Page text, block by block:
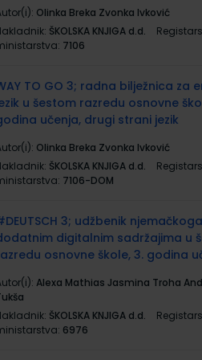
Olinka Breka Zvonka Ivković
ŠKOLSKA KNJIGA d.d.
7106
TO GO 3; radna bilježnica za
u šestom razredu osnovne
učenja, drugi strani jezik
Olinka Breka Zvonka Ivković
ŠKOLSKA KNJIGA d.d.
7106-DOM
3; udžbenik
digitalnim sadržajima u
osnovne škole, 3. godina
Alexa Mathias Jasmina Troha
ŠKOLSKA KNJIGA d.d.
6976